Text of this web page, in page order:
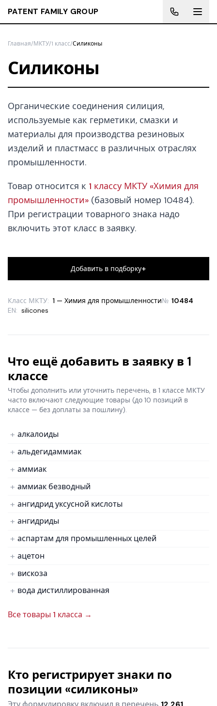
PATENT FAMILY GROUP
Главная/МКТУ/1 класс/Силиконы
Силиконы
Органические соединения силиция,
используемые как герметики, смазки и
материалы для производства резиновых
изделий и пластмасс в различных отраслях
промышленности.
Товар относится к 1 классу МКТУ «Химия для
промышленности» (базовый номер 10484).
При регистрации товарного знака надо
включить этот класс в заявку.
Добавить в подборку+
Класс МКТУ: 1 — Химия для промышленности№ 10484
EN: silicones
Что ещё добавить в заявку в 1
классе
Чтобы дополнить или уточнить перечень, в 1 классе МКТУ
часто включают следующие товары (до 10 позиций в
классе — без доплаты за пошлину).
алкалоиды
альдегидаммиак
аммиак
аммиак безводный
ангидрид уксусной кислоты
ангидриды
аспартам для промышленных целей
ацетон
вискоза
вода дистиллированная
Все товары 1 класса →
Кто регистрирует знаки по
позиции «силиконы»